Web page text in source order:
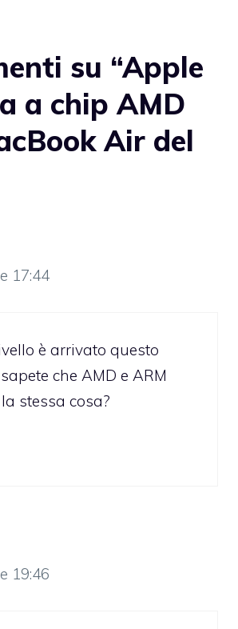
su “Apple
a chip AMD
Air del
17:44
è arrivato questo
che AMD e ARM
stessa cosa?
19:46